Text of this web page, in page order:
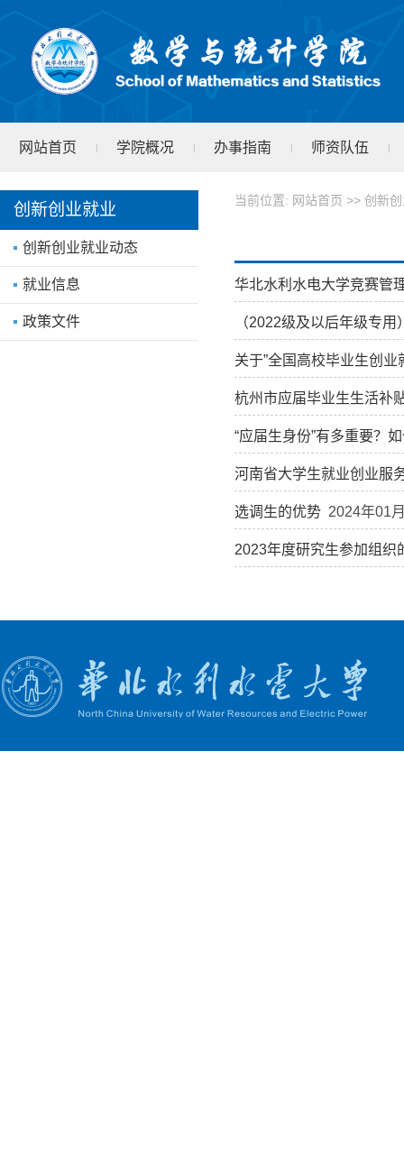
网站首页 | 学院概况 | 办事指南 | 师资队伍 |
学院文件
创新创业就业
创新创业就业动态
就业信息
政策文件
当前位置: 网站首页 >> 创新
华北水利水电大学竞赛管
（2022级及以后年级专
关于”全国高校毕业生创
杭州市应届毕业生生活补
“应届生身份”有多重要？
河南省大学生就业创业服
选调生的优势 2024年01
2023年度研究生参加组织